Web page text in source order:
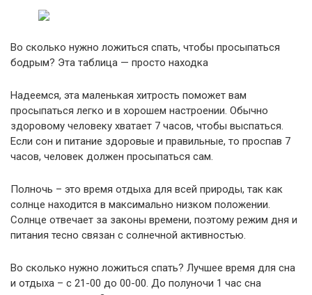
Во сколько нужно ложиться спать, чтобы просыпаться
бодрым? Эта таблица — просто находка
Надеемся, эта маленькая хитрость поможет вам
просыпаться легко и в хорошем настроении. Обычно
здоровому человеку хватает 7 часов, чтобы выспаться.
Если сон и питание здоровые и правильные, то проспав 7
часов, человек должен просыпаться сам.
Полночь – это время отдыха для всей природы, так как
солнце находится в максимально низком положении.
Солнце отвечает за законы времени, поэтому режим дня и
питания тесно связан с солнечной активностью.
Во сколько нужно ложиться спать? Лучшее время для сна
и отдыха – с 21-00 до 00-00. До полуночи 1 час сна